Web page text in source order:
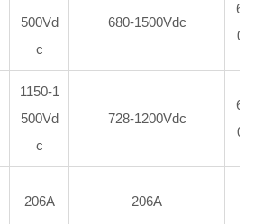
500Vd
c
680-1500Vdc
1150-1
500Vd
c
728-1200Vdc
206A 206A